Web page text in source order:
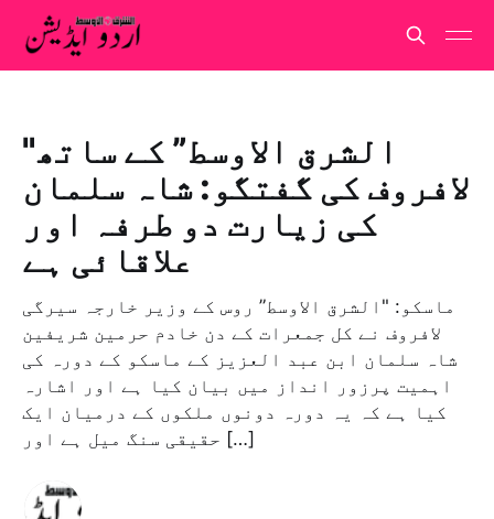
"الشرق الاوسط” کے ساتھ
لافروف کی گفتگو: شاہ سلمان
کی زیارت دو طرفہ اور
علاقائی ہے
ماسکو: "الشرق الاوسط” روس کے وزیر خارجہ سیرگی
لافروف نے کل جمعرات کے دن خادم حرمین شریفین
شاہ سلمان ابن عبد العزیز کے ماسکو کے دورہ کی
اہمیت پرزور انداز میں بیان کیا ہے اور اشارہ
کیا ہے کہ یہ دورہ دونوں ملکوں کے درمیان ایک
حقیقی سنگ میل ہے اور […]